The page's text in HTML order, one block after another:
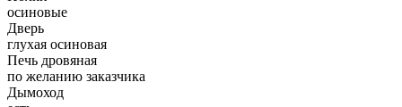
осиновые
Дверь
глухая осиновая
Печь дровяная
по желанию заказчика
Дымоход